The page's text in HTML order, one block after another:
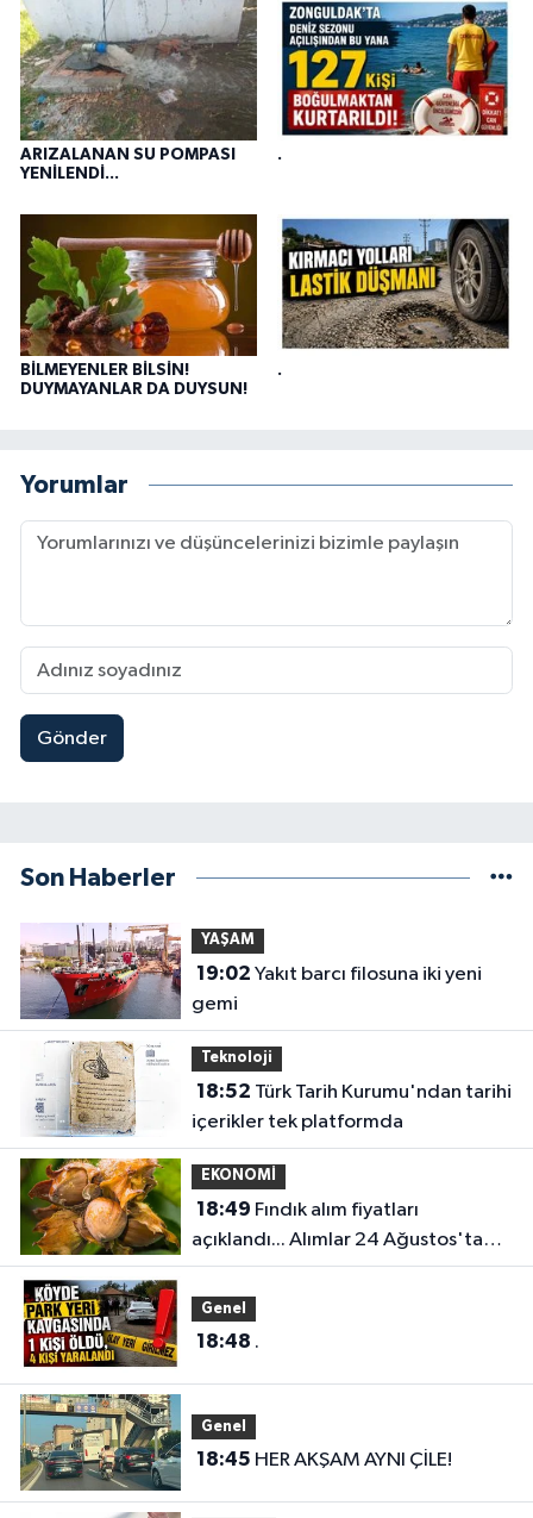
ARIZALANAN SU POMPASI
YENİLENDİ...
.
BİLMEYENLER BİLSİN!
DUYMAYANLAR DA DUYSUN!
.
Yorumlar
Gönder
Son Haberler
YAŞAM
19:02
gemi
Teknoloji
18:52
içerikler tek platformda
EKONOMİ
18:49
açıklandı... Alımlar 24 Ağustos'ta
başlıyor
Genel
18:48 .
Genel
18:45 HER AKŞAM AYNI ÇİLE!